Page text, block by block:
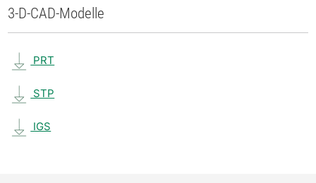
3-D-CAD-Modelle
PRT
STP
IGS